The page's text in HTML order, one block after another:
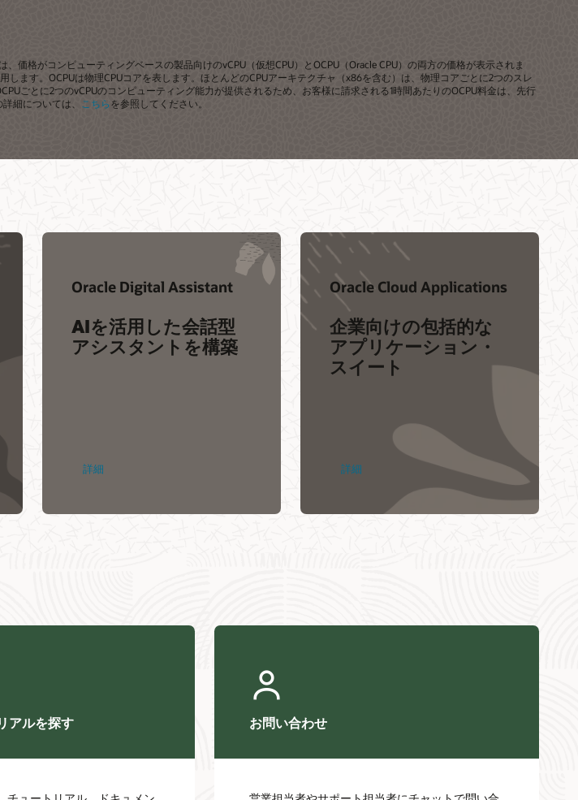
格がコンピューティングベースの製品向けのvCPU（仮想CPU）とOCPU（Oracle CPU）の両方の価格が表示されま
ます。OCPUは物理CPUコアを表します。ほとんどのCPUアーキテクチャ（x86を含む）は、物理コアごとに2つのスレ
ごとに2つのvCPUのコンピューティング能力が提供されるため、お客様に請求される1時間あたりのOCPU料金は、先行
細については、
こちら を参照してください。
Oracle Digital Assistant
AIを活用した会話型
アシスタントを構築
詳細
Oracle Cloud Applications
企業向けの包括的な
アプリケーション・
スイート
詳細
アルを探す お問い合わせ